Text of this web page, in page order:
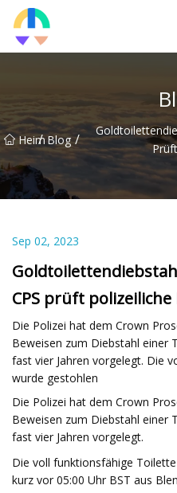
Heim
/ Blog /
Sep 02, 2023
CPS prüft polizeiliche
Die Polizei hat dem Crown
Beweisen zum Diebstahl einer
fast vier Jahren vorgelegt. Die
wurde gestohlen
Die Polizei hat dem Crown
Beweisen zum Diebstahl einer
fast vier Jahren vorgelegt.
Die voll funktionsfähige
kurz vor 05:00 Uhr BST aus